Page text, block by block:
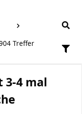
Treffer
3-4 mal